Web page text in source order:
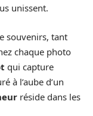
unissent.
souvenirs, tant
chaque photo
qui capture
à l’aube d’un
réside dans les